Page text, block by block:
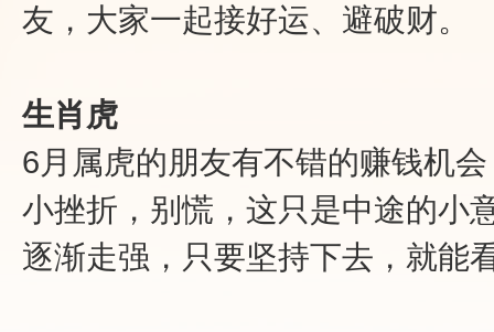
友，大家一起接好运、避破财。
生肖虎
6月属虎的朋友有不错的赚钱机
小挫折，别慌，这只是中途的小
逐渐走强，只要坚持下去，就能